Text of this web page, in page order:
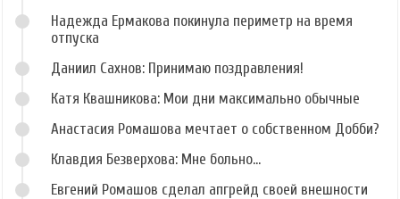
Надежда Ермакова покинула периметр на время
отпуска
Даниил Сахнов: Принимаю поздравления!
Катя Квашникова: Мои дни максимально обычные
Анастасия Ромашова мечтает о собственном Добби?
Клавдия Безверхова: Мне больно...
Евгений Ромашов сделал апгрейд своей внешности